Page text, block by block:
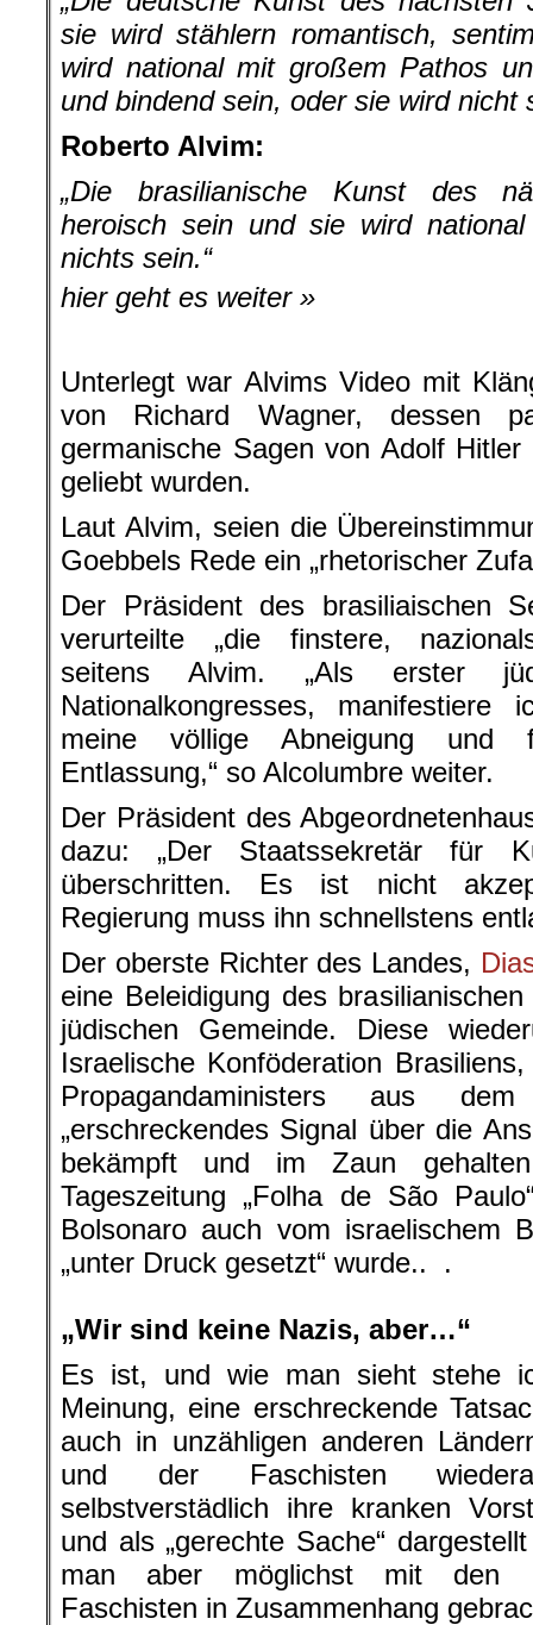
sie wird stählern romantisch,
wird national mit großem Pathos
und bindend sein, oder sie wird nicht
Roberto Alvim:
„Die brasilianische Kunst des
heroisch sein und sie wird
nichts sein.“
hier geht es weiter »
Unterlegt war Alvims Video mit
von Richard Wagner, dessen
germanische Sagen von Adolf
geliebt wurden.
Laut Alvim, seien die
Goebbels Rede ein „rhetorischer
Der Präsident des brasiliaischen
verurteilte „die finstere,
seitens Alvim. „Als erster
Nationalkongresses,
meine völlige Abneigung und
Entlassung,“ so Alcolumbre weiter.
Der Präsident des
dazu: „Der Staatssekretär für
überschritten. Es ist nicht
Regierung muss ihn schnellstens
Der oberste Richter des Landes,
eine Beleidigung des
jüdischen Gemeinde. Diese
Israelische Konföderation
Propagandaministers aus
„erschreckendes Signal über die
bekämpft und im Zaun
Tageszeitung „Folha de São
Bolsonaro auch vom israelischem
„unter Druck gesetzt“ wurde.. .
„Wir sind keine Nazis, aber…“
Es ist, und wie man sieht stehe
Meinung, eine erschreckende
auch in unzähligen anderen
und der Faschisten
selbstverstädlich ihre kranken
und als „gerechte Sache“
man aber möglichst mit den
Faschisten in Zusammenhang